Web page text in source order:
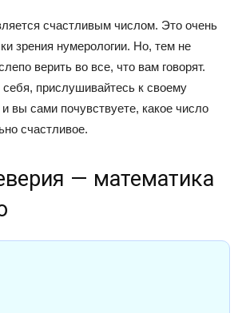
счастливым числом. Это очень
зрения нумерологии. Но, тем не
верить во все, что вам говорят.
себя, прислушивайтесь к своему
вы сами почувствуете, какое число
счастливое.
— математика